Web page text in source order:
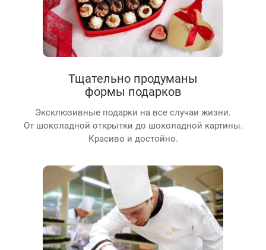
Тщательно продуманы
формы подарков
Эксклюзивные подарки на все случаи жизни.
От шоколадной открытки до шоколадной картины.
Красиво и достойно.